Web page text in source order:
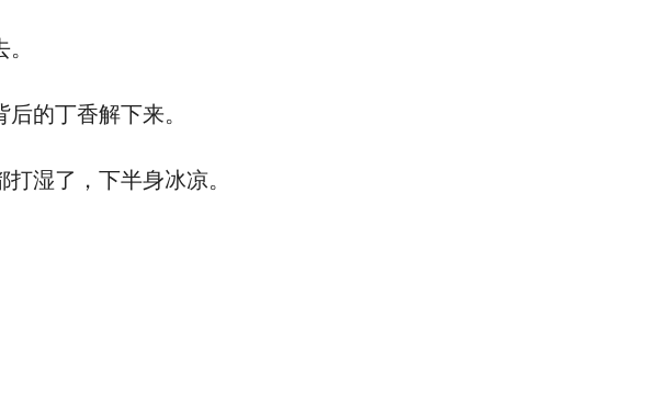
的丁香解下来。
湿了，下半身冰凉。